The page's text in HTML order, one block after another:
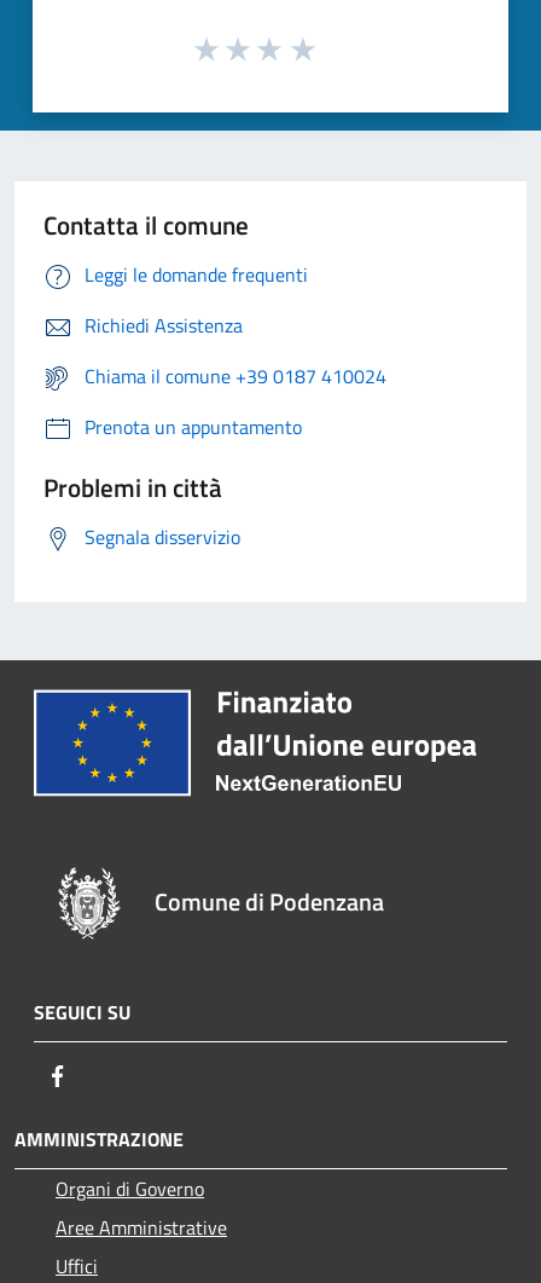
Contatta il comune
Leggi le domande frequenti
Richiedi Assistenza
Chiama il comune +39 0187 410024
Prenota un appuntamento
Problemi in città
Segnala disservizio
Comune di Podenzana
SEGUICI SU
AMMINISTRAZIONE
Organi di Governo
Aree Amministrative
Uffici